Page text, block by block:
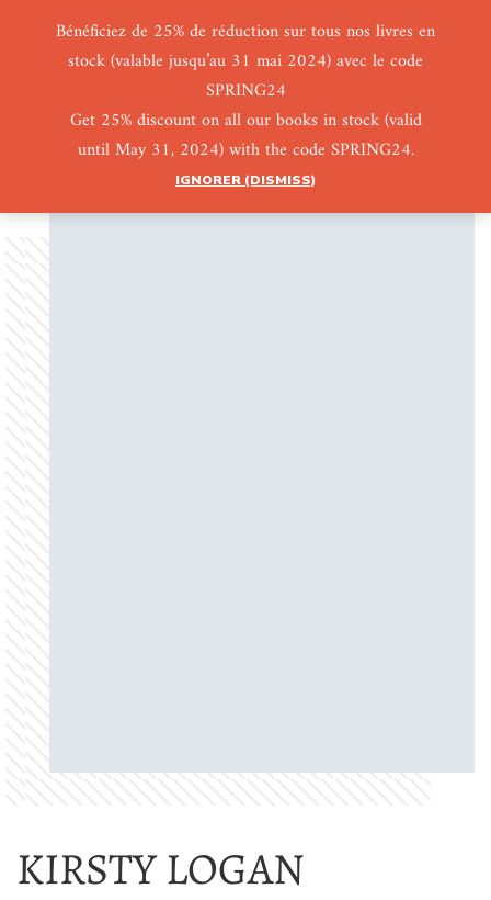
Bénéficiez de 25% de réduction sur tous nos livres en
stock (valable jusqu’au 31 mai 2024) avec le code
SPRING24
Get 25% discount on all our books in stock (valid
until May 31, 2024) with the code SPRING24.
IGNORER (DISMISS)
0 0
KIRSTY LOGAN